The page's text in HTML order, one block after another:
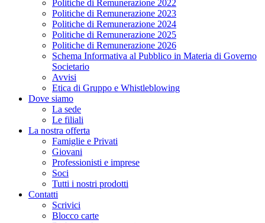
Politiche di Remunerazione 2022
Politiche di Remunerazione 2023
Politiche di Remunerazione 2024
Politiche di Remunerazione 2025
Politiche di Remunerazione 2026
Schema Informativa al Pubblico in Materia di Governo
Societario
Avvisi
Etica di Gruppo e Whistleblowing
Dove siamo
La sede
Le filiali
La nostra offerta
Famiglie e Privati
Giovani
Professionisti e imprese
Soci
Tutti i nostri prodotti
Contatti
Scrivici
Blocco carte